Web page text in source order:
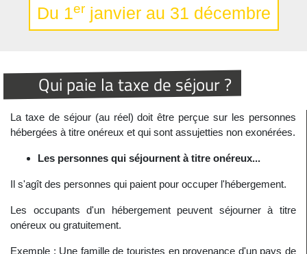
Du 1erjanvier au 31 décembre
Qui paie la taxe de séjour ?
La taxe de séjour (au réel) doit être perçue sur les personnes
hébergées à titre onéreux et qui sont assujetties non exonérées.
Les personnes qui séjournent à titre onéreux...
Il s'agît des personnes qui paient pour occuper l'hébergement.
Les occupants d'un hébergement peuvent séjourner à titre
onéreux ou gratuitement.
Exemple : Une famille de touristes en provenance d'un pays de